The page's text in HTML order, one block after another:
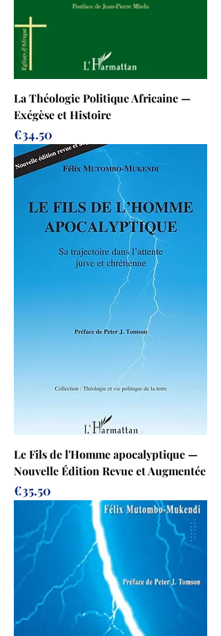
La Théologie Politique Africaine —
Exégèse et Histoire
Price
€34.50
Le Fils de l'Homme apocalyptique —
Nouvelle Édition Revue et Augmentée
Price
€35.50